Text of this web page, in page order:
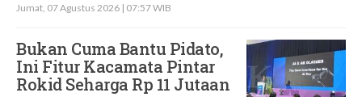
Jumat, 07 Agustus 2026 | 07:57 WIB
Bukan Cuma Bantu Pidato,
Ini Fitur Kacamata Pintar
Rokid Seharga Rp 11 Jutaan